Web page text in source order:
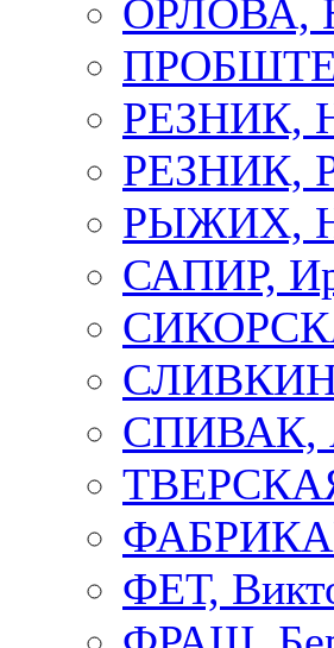
ОРЛОВА,
РЕЗНИК,
РЕЗНИК,
РЫЖИХ,
САПИР,
СПИВАК,
ФЕТ,